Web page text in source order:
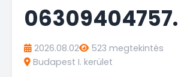
06309404757.
2026.08.02
523 megtekintés
Budapest I. kerület